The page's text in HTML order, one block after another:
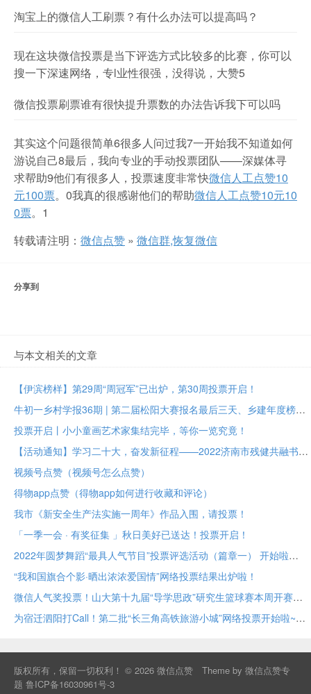
淘宝上的微信人工刷票？有什么办法可以提高吗？
现在这块微信投票是当下评选方式比较多的比赛，你可以
搜一下深速网络，专l业性很强，没得说，大赞5
微信投票刷票谁有很快提升票数的办法告诉我下可以吗
其实这个问题很简单6很多人问过我7一开始我不知道如何
游说自己8最后，我向专业的手动投票团队——深媒体寻
求帮助9他们有很多人，投票速度非常快微信人工点赞10
元100票。0我真的很感谢他们的帮助微信人工点赞10元10
0票。1
转载请注明： 微信点赞 » 微信群,恢复微信
分享到
与本文相关的文章
【伊滨榜样】第29周“周冠军”已出炉，第30周投票开启！
牛初一乡村学报36期 | 第二届松阳大赛报名最后三天、乡建年度榜样大众投票进行中
投票开启丨小小童画艺术家集结完毕，等你一览究竟！
【活动通知】学习二十大，奋发新征程——2022济南市残健共融书法美术作品展投票评选
视频号点赞（视频号怎么点赞）
得物app点赞（得物app如何进行收藏和评论）
我市《新安全生产法实施一周年》作品入围，请投票！
「一季一会 · 有奖征集 」秋日美好已送达！投票开启！
2022年圆梦舞蹈“最具人气节目”投票评选活动（篇章一） 开始啦
“我和国旗合个影·晒出浓浓爱国情”网络投票结果出炉啦！
微信人气奖投票！山大第十九届“导学思政”研究生篮球赛本周开赛！
为宿迁泗阳打Call！第二批“长三角高铁旅游小城”网络投票开始啦~
版权所有，保留一切权利！ © 2026 微信点赞 Theme by 微信点赞专
题 鲁ICP备16030961号-3